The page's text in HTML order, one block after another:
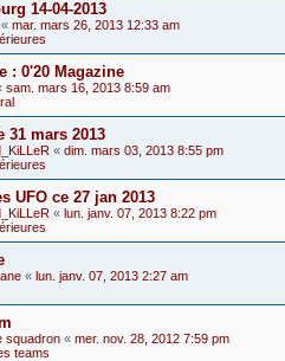
14-04-2013
« mar. mars 26, 2013 12:33 am
: 0'20 Magazine
sam. mars 16, 2013 8:59 am
31 mars 2013
« dim. mars 03, 2013 8:55 pm
UFO ce 27 jan 2013
« lun. janv. 07, 2013 8:22 pm
« lun. janv. 07, 2013 2:27 am
squadron « mer. nov. 28, 2012 7:59 pm
teams